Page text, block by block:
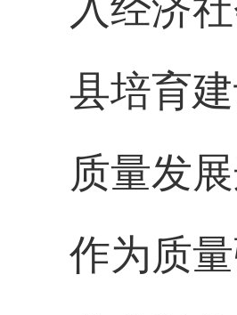
入经济
县培育
质量发
作为质